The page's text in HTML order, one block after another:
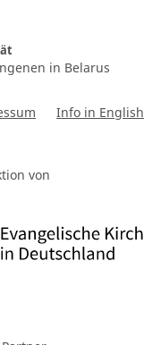
in Belarus
Info in English
von